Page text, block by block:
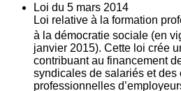
Loi du 5 mars 2014
Loi relative à la formation
à la démocratie sociale (en
janvier 2015). Cette loi crée
contribuant au financement
syndicales de salariés et des
professionnelles